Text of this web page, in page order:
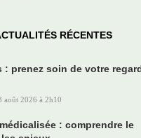
RÉCENTES
: prenez soin de votre
août 2026 à 2h10
: comprendre le